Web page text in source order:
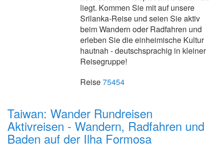
liegt. Kommen Sie mit auf unsere
Srilanka-Reise und seien Sie aktiv
beim Wandern oder Radfahren und
erleben Sie die einheimische Kultur
hautnah - deutschsprachig in kleiner
Reisegruppe!
Reise75454
Taiwan: Wander Rundreisen
Aktivreisen - Wandern, Radfahren und
Baden auf der Ilha Formosa